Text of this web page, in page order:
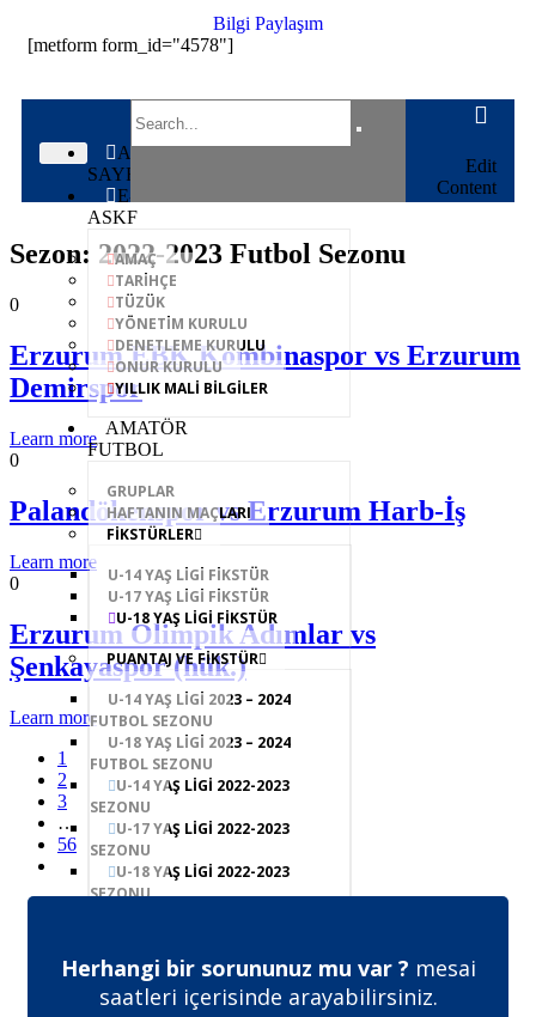
Bilgi Paylaşım
[metform form_id="4578"]
ANA
SAYFA
E-
ASKF
AMAÇ
TARİHÇE
TÜZÜK
YÖNETİM KURULU
DENETLEME KURULU
ONUR KURULU
YILLIK MALİ BİLGİLER
AMATÖR
FUTBOL
GRUPLAR
HAFTANIN MAÇLARI
FİKSTÜRLER
U-14 YAŞ LİGİ FİKSTÜR
U-17 YAŞ LİGİ FİKSTÜR
U-18 YAŞ LİGİ FİKSTÜR
PUANTAJ VE FİKSTÜR
U-14 YAŞ LİGİ 2023 – 2024
FUTBOL SEZONU
U-18 YAŞ LİGİ 2023 – 2024
FUTBOL SEZONU
U-14 YAŞ LİGİ 2022-2023
SEZONU
U-17 YAŞ LİGİ 2022-2023
SEZONU
U-18 YAŞ LİGİ 2022-2023
SEZONU
1. AMATÖR A GRUBU
SERKAN DAŞ SIGORTA BÜYÜKLER
1. AMATÖR B GRUBU
Edit
Content
Sezon: 2022-2023 Futbol Sezonu
0
Erzurum EBK Kombinaspor vs Erzurum
Demirspor
Learn more
0
Palandökenspor vs Erzurum Harb-İş
Learn more
0
Erzurum Olimpik Adımlar vs
Şenkayaspor (hük.)
Learn more
1
2
3
…
56
Herhangi bir sorununuz mu var ? mesai
saatleri içerisinde arayabilirsiniz.